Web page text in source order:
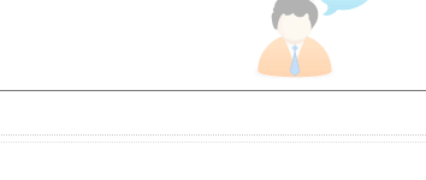
生物安全法正式实施